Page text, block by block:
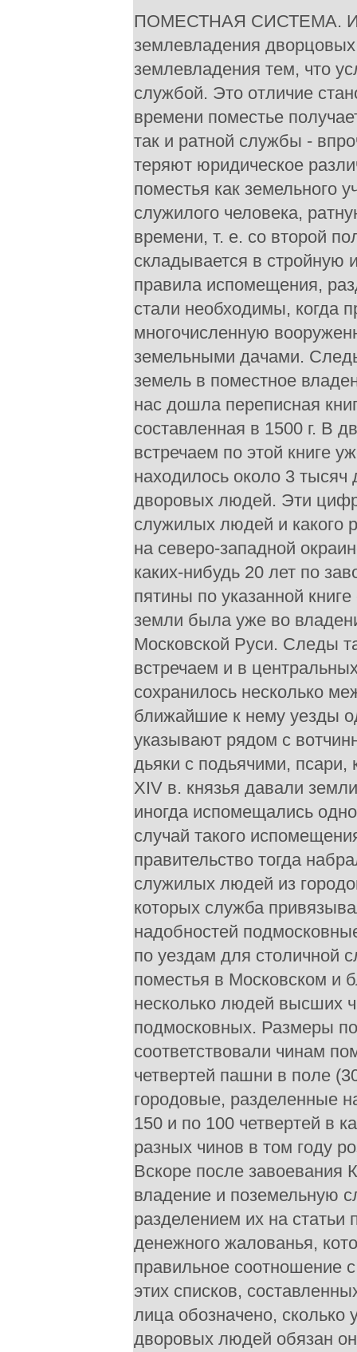
ПОМЕСТНАЯ СИСТЕМА.
землевладения дворцовых
землевладения тем, что
службой. Это отличие
времени поместье
так и ратной службы -
теряют юридическое
поместья как земельного
служилого человека,
времени, т. е. со второй
складывается в стройную
правила испомещения,
стали необходимы, когда
многочисленную
земельными дачами.
земель в поместное
нас дошла переписная
составленная в 1500 г. В
встречаем по этой книге
находилось около 3
дворовых людей. Эти
служилых людей и какого
на северо-западной
каких-нибудь 20 лет по
пятины по указанной
земли была уже во
Московской Руси. Следы
встречаем и в
сохранилось несколько
ближайшие к нему уезды
указывают рядом с
дьяки с подьячими,
XIV в. князья давали
иногда испомещались
случай такого
правительство тогда
служилых людей из
которых служба
надобностей
по уездам для столичной
поместья в Московском и
несколько людей высших
подмосковных. Размеры
соответствовали чинам
четвертей пашни в поле
городовые, разделенные
150 и по 100 четвертей в
разных чинов в том году
Вскоре после завоевания
владение и поземельную
разделением их на
денежного жалованья,
правильное соотношение
этих списков,
лица обозначено, сколько
дворовых людей обязан